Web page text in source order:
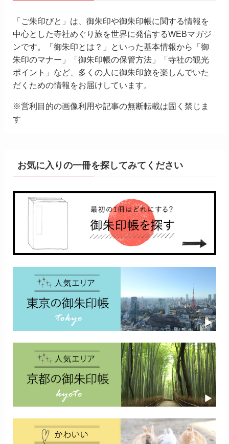
「ご朱印びと」は、御朱印や御朱印帳に関する情報を
中心とした寺社めぐり旅を世界に発信するWEBマガジ
ンです。「御朱印とは？」といった基本情報から「御
朱印のマナー」「御朱印帳の保管方法」「寺社の観光
ポイント」など、多くの人に御朱印旅を楽しんでいた
だくための情報をお届けしています。
※営利目的の画像利用や記事の無断転載は固く禁じま
す
お気に入りの一冊を探してみてください